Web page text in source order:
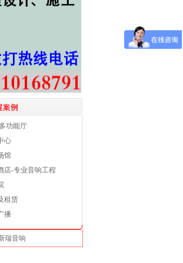
功能厅
心
馆
店-专业音响工程
租赁
播
瑞音响